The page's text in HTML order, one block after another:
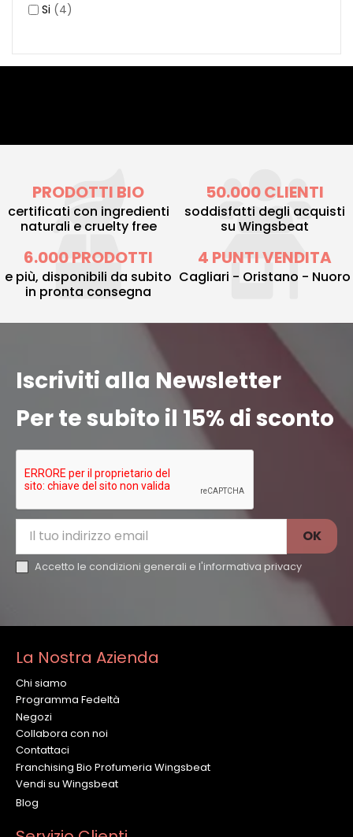
Si (4)
PRODOTTI BIO
certificati con ingredienti
naturali e cruelty free
50.000 CLIENTI
soddisfatti degli acquisti
su Wingsbeat
6.000 PRODOTTI
e più, disponibili da subito
in pronta consegna
4 PUNTI VENDITA
Cagliari - Oristano - Nuoro
Iscriviti alla Newsletter
Per te subito il 15% di sconto
Accetto le condizioni generali e l'informativa privacy
La Nostra Azienda
Chi siamo
Programma Fedeltà
Negozi
Collabora con noi
Contattaci
Franchising Bio Profumeria Wingsbeat
Vendi su Wingsbeat
Blog